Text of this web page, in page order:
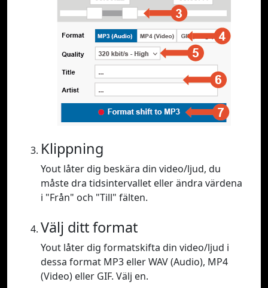
Klippning
Yout låter dig beskära din video/ljud, du
måste dra tidsintervallet eller ändra värdena
i "Från" och "Till" fälten.
Välj ditt format
Yout låter dig formatskifta din video/ljud i
dessa format MP3 eller WAV (Audio), MP4
(Video) eller GIF. Välj en.